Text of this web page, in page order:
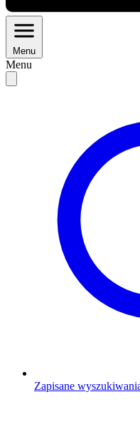
Menu
Menu
Zapisane